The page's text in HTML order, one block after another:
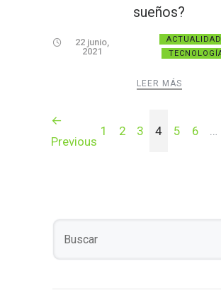
sueños?
22 junio,
2021
ACTUALIDAD
LEER MÁS
Paginación
de
←
Previous
1 2 3 4 5 6 …